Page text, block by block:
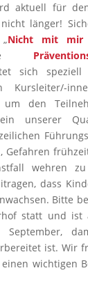
aktuell für
länger!
Nicht mit mir
sich speziell
Kursleiter/-
um den
unserer
Gefahren
wehren
dass
Bitte
statt und ist
ist. Wir
wichtigen